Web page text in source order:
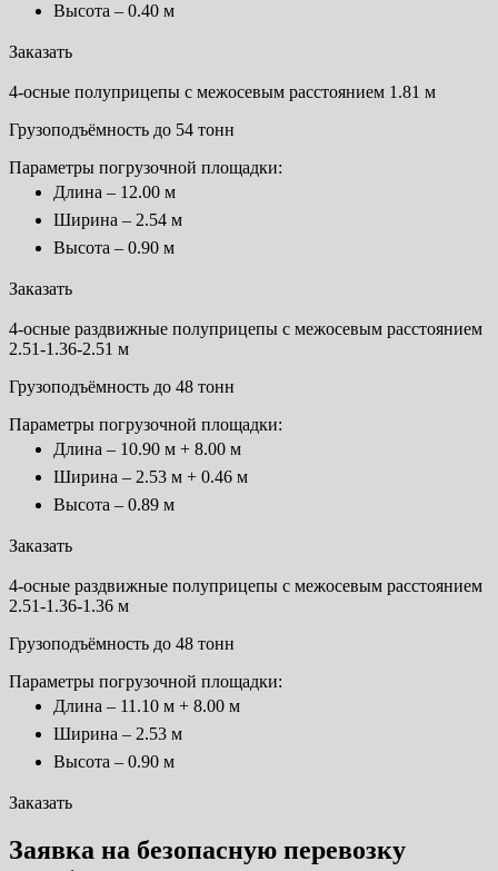
Высота – 0.40 м
Заказать
4-осные полуприцепы с межосевым расстоянием 1.81 м
Грузоподъёмность до 54 тонн
Параметры погрузочной площадки:
Длина – 12.00 м
Ширина – 2.54 м
Высота – 0.90 м
Заказать
4-осные раздвижные полуприцепы с межосевым расстоянием
2.51-1.36-2.51 м
Грузоподъёмность до 48 тонн
Параметры погрузочной площадки:
Длина – 10.90 м + 8.00 м
Ширина – 2.53 м + 0.46 м
Высота – 0.89 м
Заказать
4-осные раздвижные полуприцепы с межосевым расстоянием
2.51-1.36-1.36 м
Грузоподъёмность до 48 тонн
Параметры погрузочной площадки:
Длина – 11.10 м + 8.00 м
Ширина – 2.53 м
Высота – 0.90 м
Заказать
Заявка на безопасную перевозку